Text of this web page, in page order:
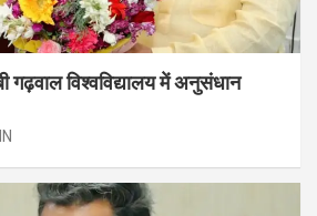
विश्वविद्यालय में अनुसंधान